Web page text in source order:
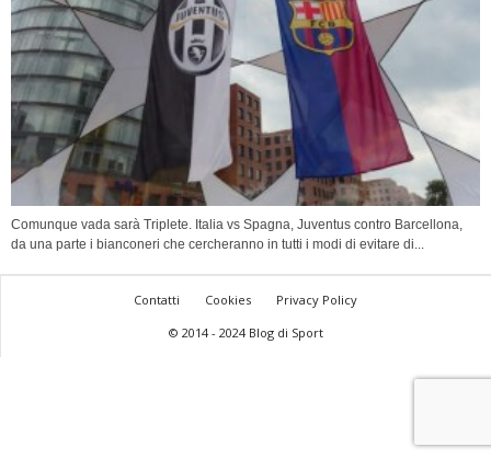
Comunque vada sarà Triplete. Italia vs Spagna, Juventus contro Barcellona,
da una parte i bianconeri che cercheranno in tutti i modi di evitare di...
Contatti Cookies
Privacy Policy
© 2014 - 2024 Blog di Sport